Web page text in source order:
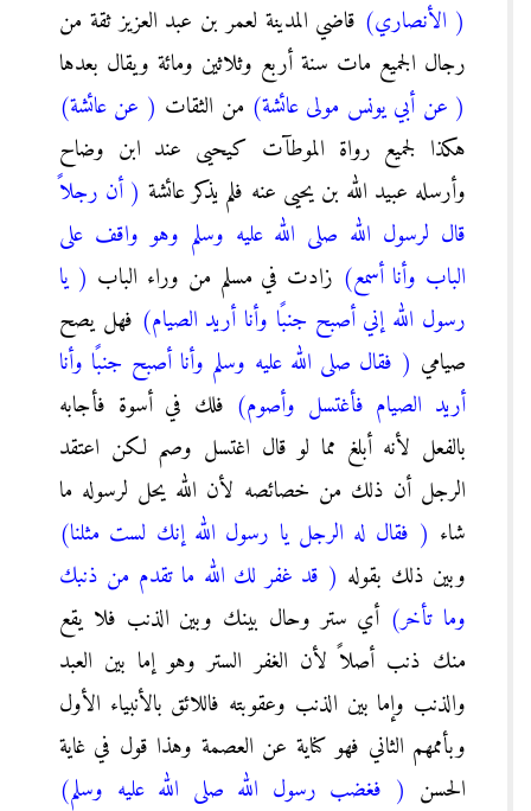
( الأنصاري) قاضي المدينة لعمر بن عبد العزيز ثقة من
رجال الجميع مات سنة أربع وثلاثين ومائة ويقال بعدها
( عن أبي يونس مولى عائشة) من الثقات ( عن عائشة)
هكذا لجميع رواة الموطآت كيحيى عند ابن وضاح
وأرسله عبيد الله بن يحيى عنه فلم يذكر عائشة ( أن رجلاً
قال لرسول الله صلى الله عليه وسلم وهو واقف على
الباب وأنا أسمع) زادت في مسلم من وراء الباب ( يا
رسول الله إني أصبح جنبًا وأنا أريد الصيام) فهل يصح
صيامي ( فقال صلى الله عليه وسلم وأنا أصبح جنبًا وأنا
أريد الصيام فأغتسل وأصوم) فلك في أسوة فأجابه
بالفعل لأنه أبلغ مما لو قال اغتسل وصم لكن اعتقد
الرجل أن ذلك من خصائصه لأن الله يحل لرسوله ما
شاء ( فقال له الرجل يا رسول الله إنك لست مثلنا)
وبين ذلك بقوله ( قد غفر لك الله ما تقدم من ذنبك
وما تأخر) أي ستر وحال بينك وبين الذنب فلا يقع
منك ذنب أصلاً لأن الغفر الستر وهو إما بين العبد
والذنب وإما بين الذنب وعقوبته فاللائق بالأنبياء الأول
وبأممهم الثاني فهو كناية عن العصمة وهذا قول في غاية
الحسن ( فغضب رسول الله صلى الله عليه وسلم)